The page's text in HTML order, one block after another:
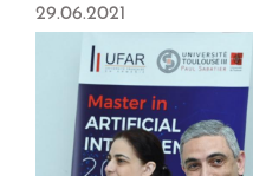
29.06.2021